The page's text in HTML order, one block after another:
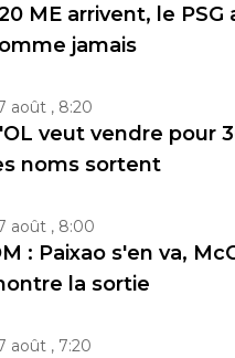
ME arrivent, le
jamais
août , 8:20
veut vendre pour
noms sortent
août , 8:00
: Paixao s'en va,
la sortie
août , 7:20